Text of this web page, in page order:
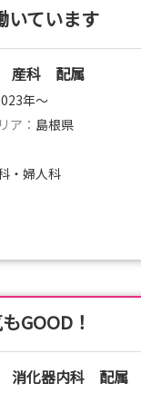
いています
産科 配属
年〜
ア： 島根県
・婦人科
GOOD！
化器内科 配属